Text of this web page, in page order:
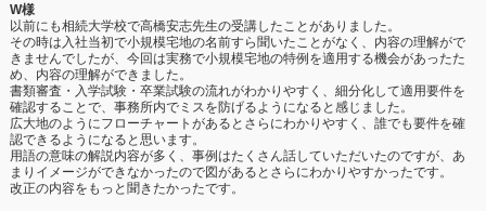
W様
以前にも相続大学校で高橋安志先生の受講したことがありました。
その時は入社当初で小規模宅地の名前すら聞いたことがなく、内容の理解がで
きませんでしたが、今回は実務で小規模宅地の特例を適用する機会があったた
め、内容の理解ができました。
書類審査・入学試験・卒業試験の流れがわかりやすく、細分化して適用要件を
確認することで、事務所内でミスを防げるようになると感じました。
広大地のようにフローチャートがあるとさらにわかりやすく、誰でも要件を確
認できるようになると思います。
用語の意味の解説内容が多く、事例はたくさん話していただいたのですが、あ
まりイメージができなかったので図があるとさらにわかりやすかったです。
改正の内容をもっと聞きたかったです。